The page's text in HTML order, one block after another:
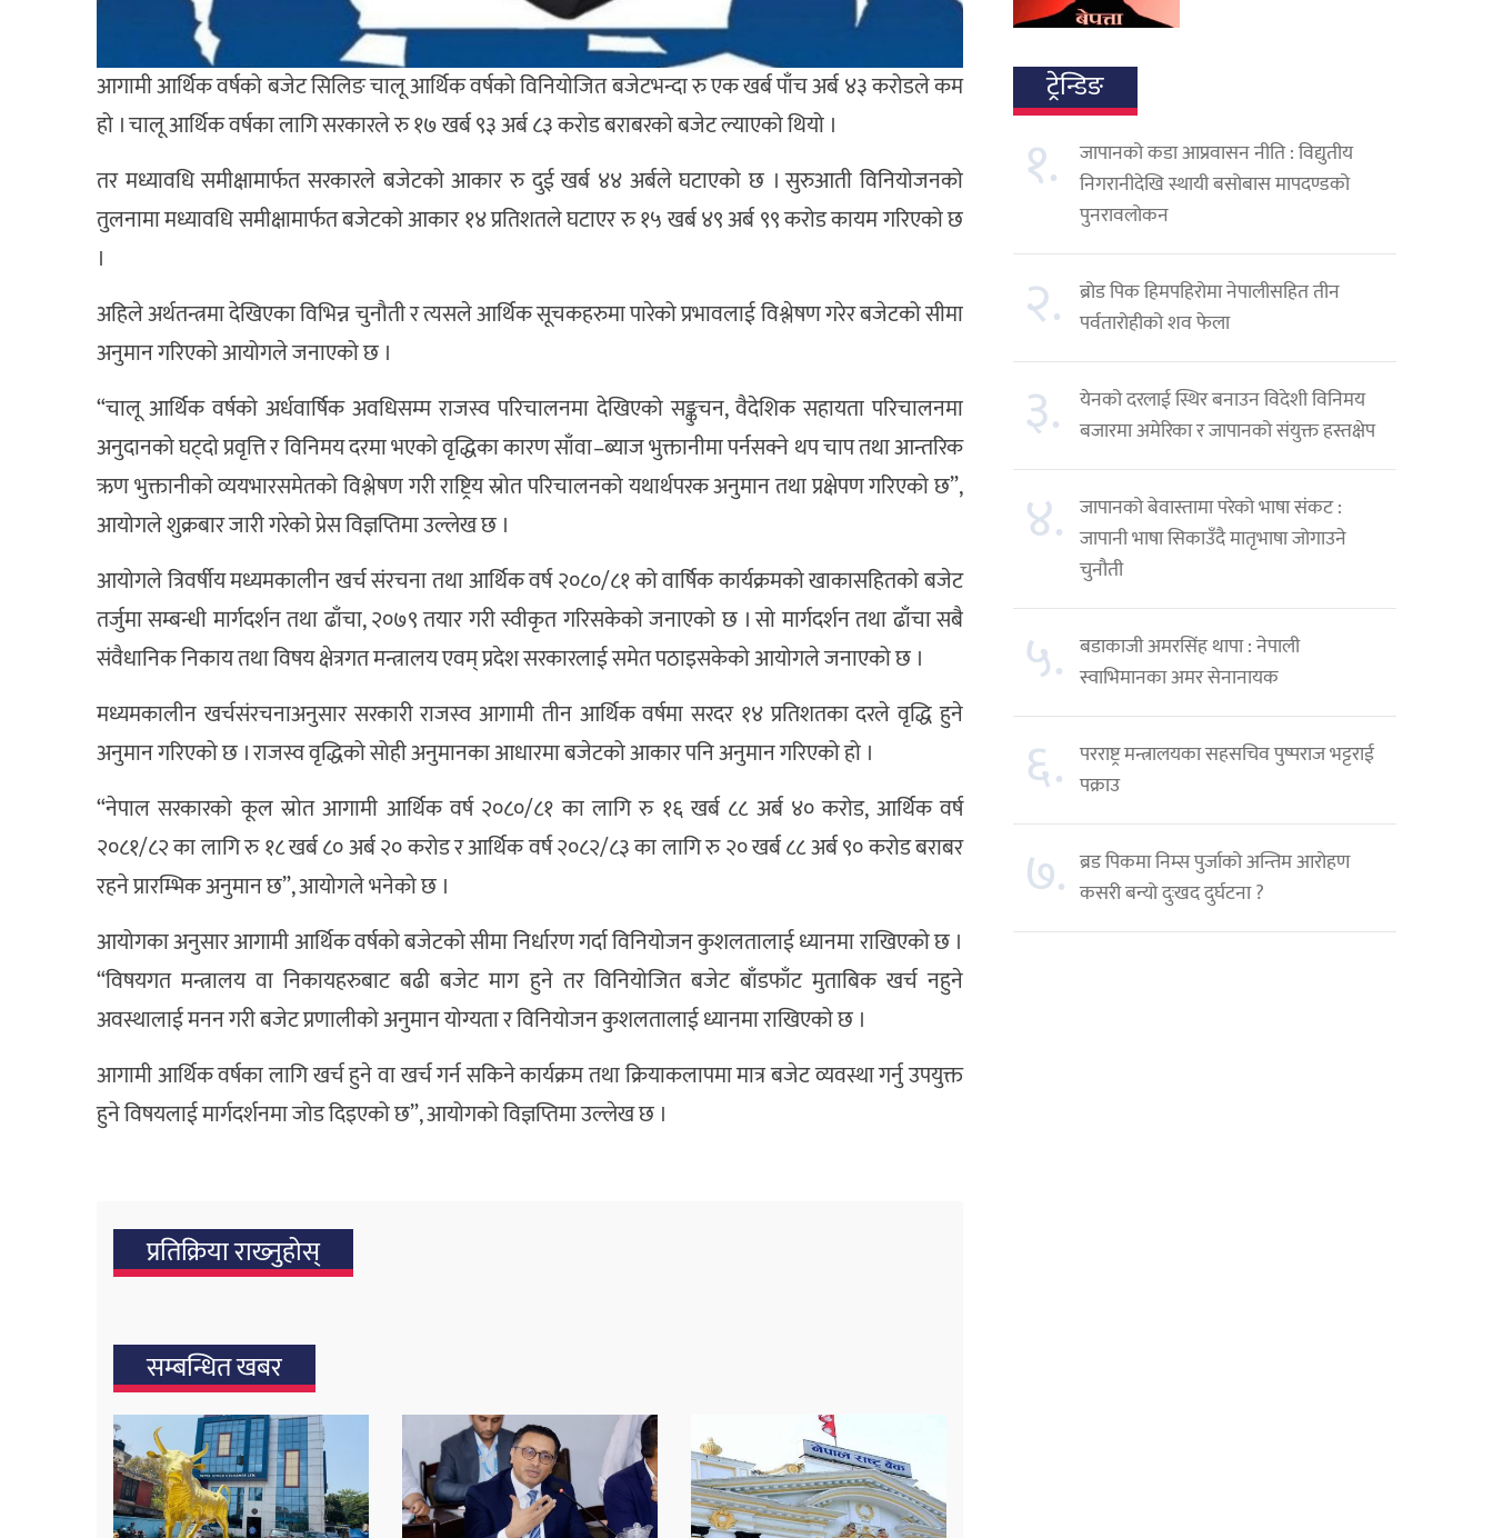
आगामी आर्थिक वर्षको बजेट सिलिङ चालू आर्थिक वर्षको विनियोजित बजेटभन्दा रु एक खर्ब पाँच अर्ब ४३ करोडले कम
हो । चालू आर्थिक वर्षका लागि सरकारले रु १७ खर्ब ९३ अर्ब ८३ करोड बराबरको बजेट ल्याएको थियो ।
तर मध्यावधि समीक्षामार्फत सरकारले बजेटको आकार रु दुई खर्ब ४४ अर्बले घटाएको छ । सुरुआती विनियोजनको
तुलनामा मध्यावधि समीक्षामार्फत बजेटको आकार १४ प्रतिशतले घटाएर रु १५ खर्ब ४९ अर्ब ९९ करोड कायम गरिएको छ
।
अहिले अर्थतन्त्रमा देखिएका विभिन्न चुनौती र त्यसले आर्थिक सूचकहरुमा पारेको प्रभावलाई विश्लेषण गरेर बजेटको सीमा
अनुमान गरिएको आयोगले जनाएको छ ।
“चालू आर्थिक वर्षको अर्धवार्षिक अवधिसम्म राजस्व परिचालनमा देखिएको सङ्कुचन, वैदेशिक सहायता परिचालनमा
अनुदानको घट्दो प्रवृत्ति र विनिमय दरमा भएको वृद्धिका कारण साँवा–ब्याज भुक्तानीमा पर्नसक्ने थप चाप तथा आन्तरिक
ऋण भुक्तानीको व्ययभारसमेतको विश्लेषण गरी राष्ट्रिय स्रोत परिचालनको यथार्थपरक अनुमान तथा प्रक्षेपण गरिएको छ”,
आयोगले शुक्रबार जारी गरेको प्रेस विज्ञप्तिमा उल्लेख छ ।
आयोगले त्रिवर्षीय मध्यमकालीन खर्च संरचना तथा आर्थिक वर्ष २०८०/८१ को वार्षिक कार्यक्रमको खाकासहितको बजेट
तर्जुमा सम्बन्धी मार्गदर्शन तथा ढाँचा, २०७९ तयार गरी स्वीकृत गरिसकेको जनाएको छ । सो मार्गदर्शन तथा ढाँचा सबै
संवैधानिक निकाय तथा विषय क्षेत्रगत मन्त्रालय एवम् प्रदेश सरकारलाई समेत पठाइसकेको आयोगले जनाएको छ ।
मध्यमकालीन खर्चसंरचनाअनुसार सरकारी राजस्व आगामी तीन आर्थिक वर्षमा सरदर १४ प्रतिशतका दरले वृद्धि हुने
अनुमान गरिएको छ । राजस्व वृद्धिको सोही अनुमानका आधारमा बजेटको आकार पनि अनुमान गरिएको हो ।
“नेपाल सरकारको कूल स्रोत आगामी आर्थिक वर्ष २०८०/८१ का लागि रु १६ खर्ब ८८ अर्ब ४० करोड, आर्थिक वर्ष
२०८१/८२ का लागि रु १८ खर्ब ८० अर्ब २० करोड र आर्थिक वर्ष २०८२/८३ का लागि रु २० खर्ब ८८ अर्ब ९० करोड बराबर
रहने प्रारम्भिक अनुमान छ”, आयोगले भनेको छ ।
आयोगका अनुसार आगामी आर्थिक वर्षको बजेटको सीमा निर्धारण गर्दा विनियोजन कुशलतालाई ध्यानमा राखिएको छ ।
“विषयगत मन्त्रालय वा निकायहरुबाट बढी बजेट माग हुने तर विनियोजित बजेट बाँडफाँट मुताबिक खर्च नहुने
अवस्थालाई मनन गरी बजेट प्रणालीको अनुमान योग्यता र विनियोजन कुशलतालाई ध्यानमा राखिएको छ ।
आगामी आर्थिक वर्षका लागि खर्च हुने वा खर्च गर्न सकिने कार्यक्रम तथा क्रियाकलापमा मात्र बजेट व्यवस्था गर्नु उपयुक्त
हुने विषयलाई मार्गदर्शनमा जोड दिइएको छ”, आयोगको विज्ञप्तिमा उल्लेख छ ।
प्रतिक्रिया राख्‍नुहोस्
सम्बन्धित खबर
ट्रेन्डिङ
१.
जापानको कडा आप्रवासन नीति : विद्युतीय
निगरानीदेखि स्थायी बसोबास मापदण्डको
पुनरावलोकन
२.
ब्रोड पिक हिमपहिरोमा नेपालीसहित तीन
पर्वतारोहीको शव फेला
३.
येनको दरलाई स्थिर बनाउन विदेशी विनिमय
बजारमा अमेरिका र जापानको संयुक्त हस्तक्षेप
४. जापानको बेवास्तामा परेको भाषा संकट :
जापानी भाषा सिकाउँदै मातृभाषा जोगाउने
चुनौती
५. बडाकाजी अमरसिंह थापा : नेपाली
स्वाभिमानका अमर सेनानायक
६. परराष्ट्र मन्त्रालयका सहसचिव पुष्पराज भट्टराई
पक्राउ
७. ब्रड पिकमा निम्स पुर्जाको अन्तिम आरोहण
कसरी बन्यो दुःखद दुर्घटना ?